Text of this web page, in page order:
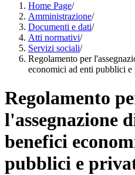
Home Page/
Amministrazione/
Documenti e dati/
Atti normativi/
Servizi sociali/
Regolamento per
economici ad enti pubblici e
Regolamento
l'assegnazione
benefici
pubblici e